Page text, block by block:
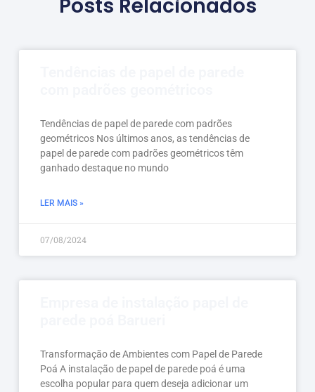
Posts Relacionados
Tendências de papel de parede com padrões
geométricos Nos últimos anos, as tendências de
papel de parede com padrões geométricos têm
ganhado destaque no mundo
LER MAIS »
07/08/2024
Transformação de Ambientes com Papel de Parede
Poá A instalação de papel de parede poá é uma
escolha popular para quem deseja adicionar um